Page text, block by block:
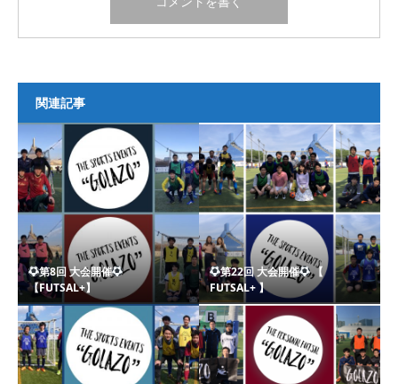
関連記事
第8回 大会開催
【FUTSAL+】
第22回 大会開催
【
FUTSAL+ 】